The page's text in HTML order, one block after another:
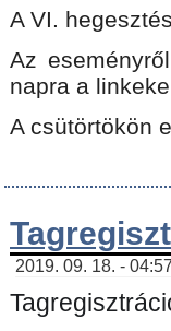
A VI.
Az
napra a
A csütörtökön
2019. 09. 18. -